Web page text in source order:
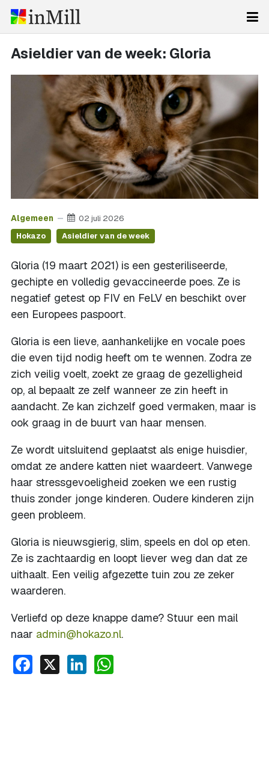
Asieldier van de week: Gloria
Algemeen 02 juli 2026
Hokazo Asieldier van de week
Gloria (19 maart 2021) is een gesteriliseerde,
gechipte en volledig gevaccineerde poes. Ze is
negatief getest op FIV en FeLV en beschikt over
een Europees paspoort.
Gloria is een lieve, aanhankelijke en vocale poes
die even tijd nodig heeft om te wennen. Zodra ze
zich veilig voelt, zoekt ze graag de gezelligheid
op, al bepaalt ze zelf wanneer ze zin heeft in
aandacht. Ze kan zichzelf goed vermaken, maar is
ook graag in de buurt van haar mensen.
Ze wordt uitsluitend geplaatst als enige huisdier,
omdat ze andere katten niet waardeert. Vanwege
haar stressgevoeligheid zoeken we een rustig
thuis zonder jonge kinderen. Oudere kinderen zijn
geen probleem.
Gloria is nieuwsgierig, slim, speels en dol op eten.
Ze is zachtaardig en loopt liever weg dan dat ze
uithaalt. Een veilig afgezette tuin zou ze zeker
waarderen.
Verliefd op deze knappe dame? Stuur een mail
naar admin@hokazo.nl.
Facebook
X LinkedIn